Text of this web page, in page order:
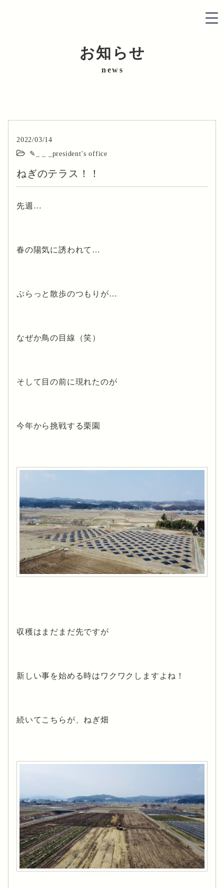
お知らせ
作物紹介
採用情報
お問い合わせ
お知らせ
news
2022/03/14
✎_ _ _president's office
ねぎのテラス！！
先週…
春の陽気に誘われて…
ぷらっと散歩のつもりが…
なぜか鳥の目線（笑）
そして目の前に現れたのが
今年から挑戦する栗園
収穫はまだまだ先ですが
新しい事を始める時はワクワクしますよね！
続いてこちらが、ねぎ畑